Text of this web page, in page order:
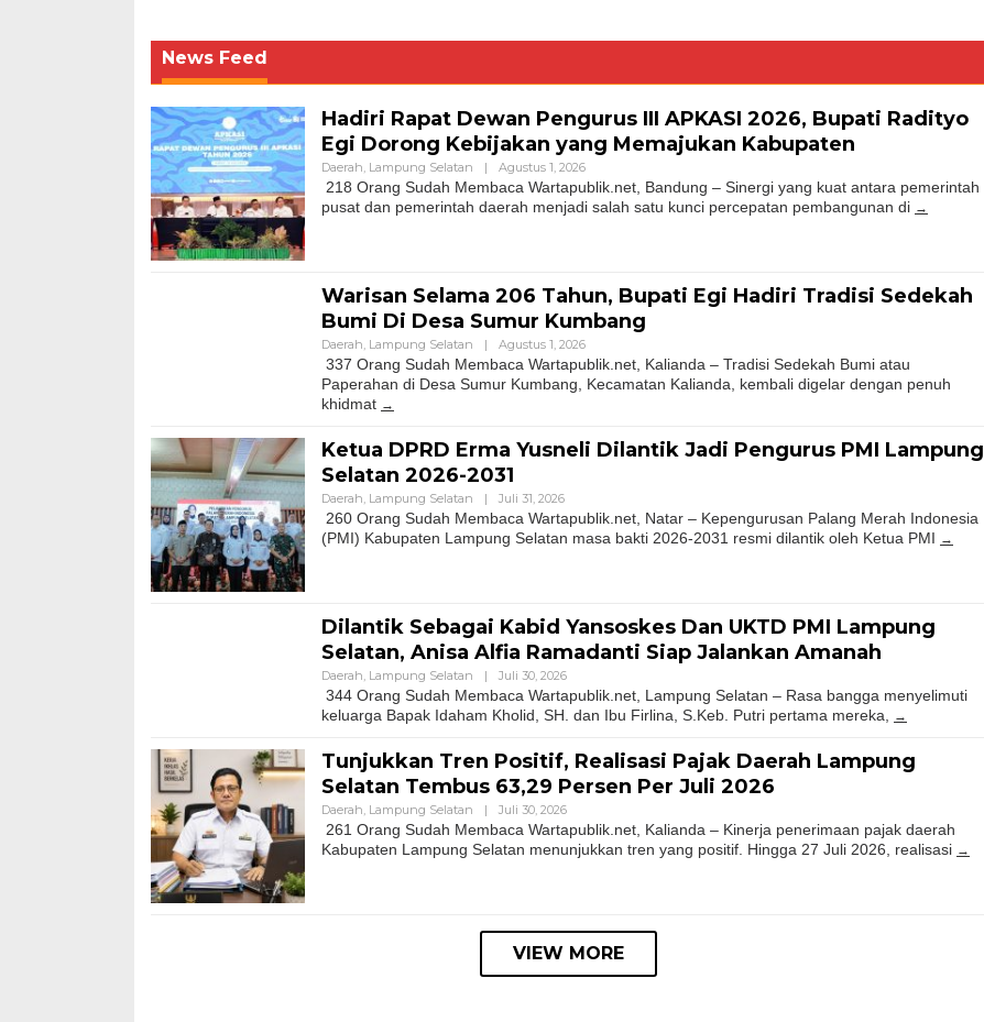
News Feed
Hadiri Rapat Dewan Pengurus III APKASI 2026, Bupati Radityo
Egi Dorong Kebijakan yang Memajukan Kabupaten
Daerah, Lampung Selatan | Agustus 1, 2026
218 Orang Sudah Membaca Wartapublik.net, Bandung – Sinergi yang kuat antara pemerintah
pusat dan pemerintah daerah menjadi salah satu kunci percepatan pembangunan di
Warisan Selama 206 Tahun, Bupati Egi Hadiri Tradisi Sedekah
Bumi Di Desa Sumur Kumbang
Daerah, Lampung Selatan | Agustus 1, 2026
337 Orang Sudah Membaca Wartapublik.net, Kalianda – Tradisi Sedekah Bumi atau
Paperahan di Desa Sumur Kumbang, Kecamatan Kalianda, kembali digelar dengan penuh
khidmat
Ketua DPRD Erma Yusneli Dilantik Jadi Pengurus PMI Lampung
Selatan 2026-2031
Daerah, Lampung Selatan | Juli 31, 2026
260 Orang Sudah Membaca Wartapublik.net, Natar – Kepengurusan Palang Merah Indonesia
(PMI) Kabupaten Lampung Selatan masa bakti 2026-2031 resmi dilantik oleh Ketua PMI
Dilantik Sebagai Kabid Yansoskes Dan UKTD PMI Lampung
Selatan, Anisa Alfia Ramadanti Siap Jalankan Amanah
Daerah, Lampung Selatan | Juli 30, 2026
344 Orang Sudah Membaca Wartapublik.net, Lampung Selatan – Rasa bangga menyelimuti
keluarga Bapak Idaham Kholid, SH. dan Ibu Firlina, S.Keb. Putri pertama mereka,
Tunjukkan Tren Positif, Realisasi Pajak Daerah Lampung
Selatan Tembus 63,29 Persen Per Juli 2026
Daerah, Lampung Selatan | Juli 30, 2026
261 Orang Sudah Membaca Wartapublik.net, Kalianda – Kinerja penerimaan pajak daerah
Kabupaten Lampung Selatan menunjukkan tren yang positif. Hingga 27 Juli 2026, realisasi
VIEW MORE